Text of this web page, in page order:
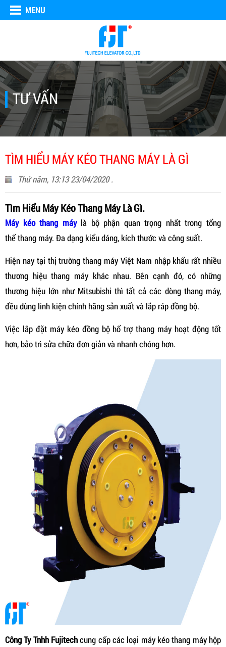
MENU
TƯ VẤN
TÌM HIỂU MÁY KÉO THANG MÁY LÀ GÌ
Thứ năm, 13:13 23/04/2020 .
Tìm Hiểu Máy Kéo Thang Máy Là Gì.
Máy kéo thang máylà bộ phận quan trọng nhất trong tổng
thể thang máy. Đa dạng kiểu dáng, kích thước và công suất.
Hiện nay tại thị trường thang máy Việt Nam nhập khẩu rất nhiều
thương hiệu thang máy khác nhau. Bên cạnh đó, có những
thương hiệu lớn như Mitsubishi thì tất cả các dòng thang máy,
đều dùng linh kiện chính hãng sản xuất và lắp ráp đồng bộ.
Việc lắp đặt máy kéo đồng bộ hổ trợ thang máy hoạt động tốt
hơn, bảo trì sửa chữa đơn giản và nhanh chóng hơn.
Công Ty Tnhh Fujitechcung cấp các loại máy kéo thang máy hộp